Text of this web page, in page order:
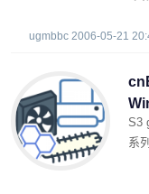
ugmbbc 2006-05-21
S3
系